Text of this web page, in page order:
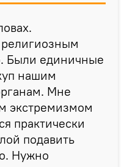
Были единичные
нашим
Мне
экстремизмом
практически
подавить
Нужно